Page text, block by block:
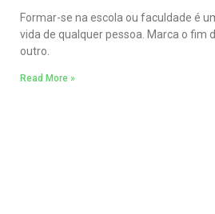
Formar-se na escola ou faculdade é
vida de qualquer pessoa. Marca o fim
outro.
Read More »